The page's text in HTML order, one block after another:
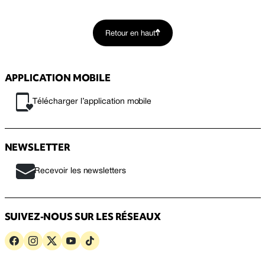
Retour en haut
APPLICATION MOBILE
Télécharger l’application mobile
NEWSLETTER
Recevoir les newsletters
SUIVEZ-NOUS SUR LES RÉSEAUX